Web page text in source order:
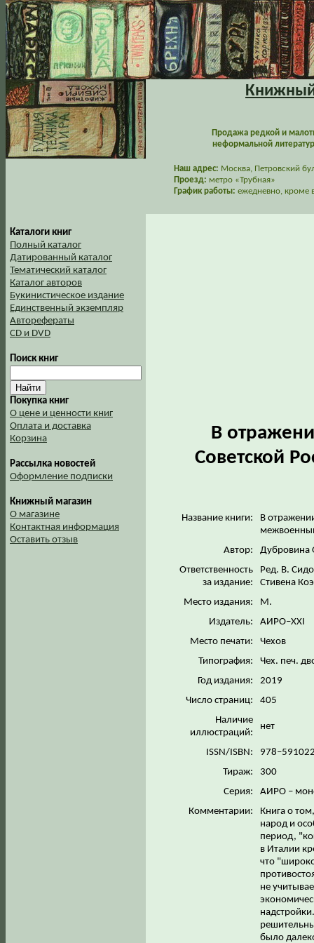
Книжный
Продажа редкой и
неформальной
Наш адрес: Москва, Петровский
Проезд: метро «Трубная»
График работы: ежедневно, кроме
Каталоги книг
Полный каталог
Датированный каталог
Тематический каталог
Каталог авторов
Букинистическое издание
Единственный экземпляр
Авторефераты
CD и DVD
Поиск книг
Покупка книг
О цене и ценности книг
Оплата и доставка
Корзина
Рассылка новостей
Оформление подписки
Книжный магазин
О магазине
Контактная информация
Оставить отзыв
В
Советской
Название книги:
В
Автор:
Дубровина
Ответственность
за издание:
Ред. В.
Стивена
Место издания:
М.
Издатель:
АИРО–ХХI
Место печати:
Чехов
Типография:
Чех. печ.
Год издания:
2019
Число страниц:
405
Наличие
иллюстраций:
нет
ISSN/ISBN:
Тираж:
300
Серия:
АИРО –
Комментарии:
Книга о
народ и
период,
в Италии
что
не
было